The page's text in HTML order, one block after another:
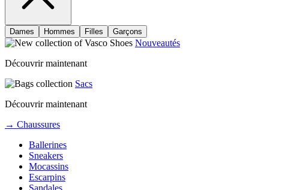
Dames Hommes Filles Garçons
Nouveautés
Découvrir maintenant
Sacs
Découvrir maintenant
→ Chaussures
Ballerines
Sneakers
Mocassins
Escarpins
Sandales